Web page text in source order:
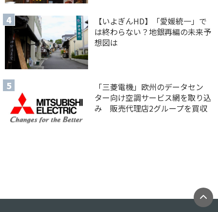
【いよぎんHD】「愛媛統一」で
は終わらない？地銀再編の未来予
想図は
「三菱電機」欧州のデータセン
ター向け空調サービス網を取り込
み 販売代理店2グループを買収